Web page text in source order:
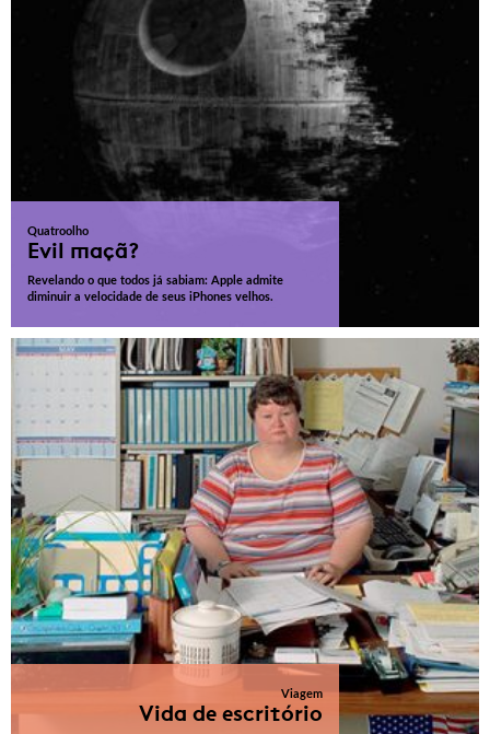
Quatroolho
Evil maçã?
Revelando o que todos já sabiam: Apple admite
diminuir a velocidade de seus iPhones velhos.
Viagem
Vida de escritório